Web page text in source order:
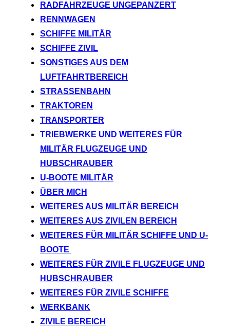
RADFAHRZEUGE UNGEPANZERT
RENNWAGEN
SCHIFFE MILITÄR
SCHIFFE ZIVIL
SONSTIGES AUS DEM
LUFTFAHRTBEREICH
STRASSENBAHN
TRAKTOREN
TRANSPORTER
TRIEBWERKE UND WEITERES FÜR
MILITÄR FLUGZEUGE UND
HUBSCHRAUBER
U-BOOTE MILITÄR
ÜBER MICH
WEITERES AUS MILITÄR BEREICH
WEITERES AUS ZIVILEN BEREICH
WEITERES FÜR MILITÄR SCHIFFE UND U-
BOOTE
WEITERES FÜR ZIVILE FLUGZEUGE UND
HUBSCHRAUBER
WEITERES FÜR ZIVILE SCHIFFE
WERKBANK
ZIVILE BEREICH